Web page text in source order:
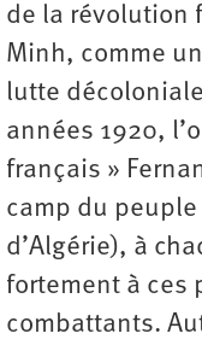
de la révolution
Minh, comme
lutte
années 1920,
français »
camp du
d’Algérie), à
fortement à ces
combattants.